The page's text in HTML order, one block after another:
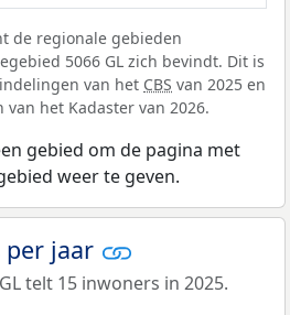
de regionale gebieden
5066 GL zich bevindt. Dit is
van het CBS van 2025 en
het Kadaster van 2026.
gebied om de pagina met
weer te geven.
jaar
telt 15 inwoners in 2025.